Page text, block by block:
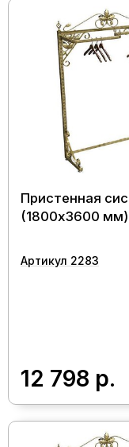
Пристенная
(1800х3600 мм)
Артикул 2283
12 798 р.